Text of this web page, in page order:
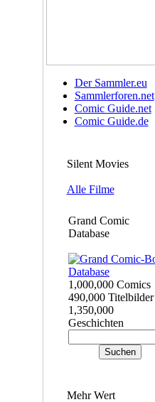
Der Sammler.eu
Sammlerforen.net
Comic Guide.net
Comic Guide.de
Silent Movies
Alle Filme
Grand Comic
Database
1,000,000 Comics
490,000 Titelbilder
1,350,000
Geschichten
Mehr Wert